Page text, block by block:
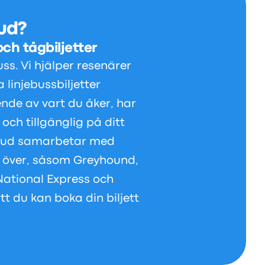
tågbiljetter
Vi hjälper resenärer
linjebussbiljetter
av vart du åker, har
och tillgänglig på ditt
samarbetar med
såsom Greyhound,
Express och
du kan boka din biljett